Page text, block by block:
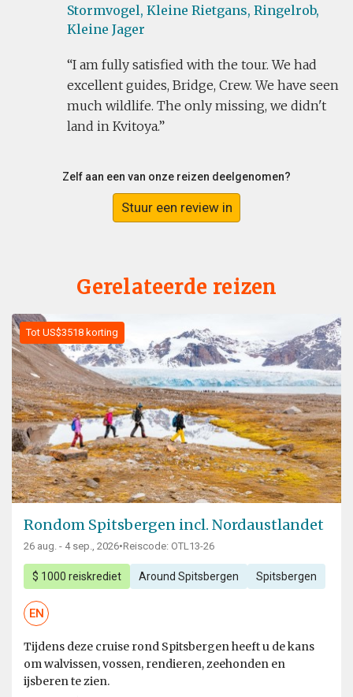
Stormvogel, Kleine Rietgans, Ringelrob,
Kleine Jager
I am fully satisfied with the tour. We had
excellent guides, Bridge, Crew. We have seen
much wildlife. The only missing, we didn't
land in Kvitoya.
Zelf aan een van onze reizen deelgenomen?
Stuur een review in
Gerelateerde reizen
Tot US$3518 korting
Rondom Spitsbergen incl. Nordaustlandet
26 aug. - 4 sep., 2026•Reiscode: OTL13-26
$ 1000 reiskrediet Around Spitsbergen Spitsbergen
EN
Tijdens deze cruise rond Spitsbergen heeft u de kans
om walvissen, vossen, rendieren, zeehonden en
ijsberen te zien.